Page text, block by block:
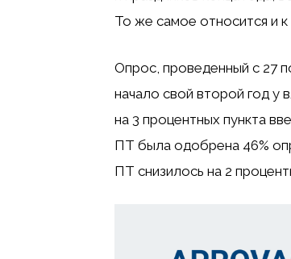
То же самое относится и
Опрос, проведенный с 27
начало свой второй год у
на 3 процентных пункта
ПТ была одобрена 46%
ПТ снизилось на 2